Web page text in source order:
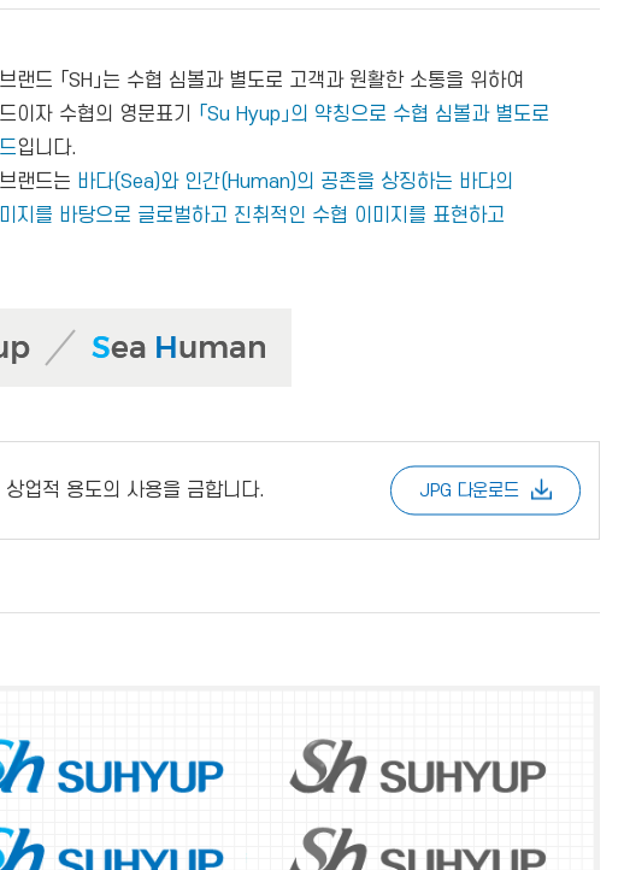
랜드 「SH」는 수협 심볼과 별도로 고객과 원활한 소통을 위하여
이자 수협의 영문표기
「Su Hyup」의 약칭으로 수협 심볼과 별도로
입니다.
랜드는 바다(Sea)와 인간(Human)의 공존을 상징하는 바다의
지를 바탕으로 글로벌하고 진취적인 수협 이미지를 표현하고
업적 용도의 사용을 금합니다. JPG 다운로드